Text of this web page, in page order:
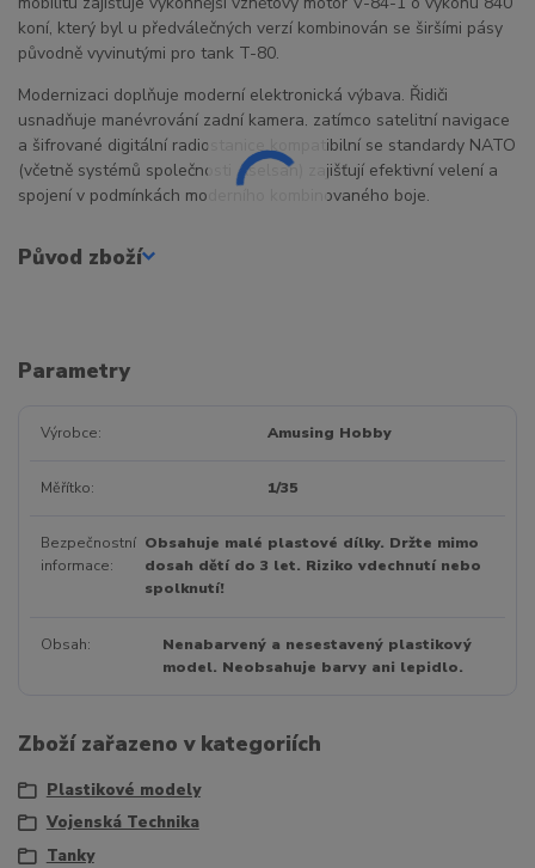
koní, který byl u předválečných verzí kombinován se širšími pásy
původně vyvinutými pro tank T-80.
Modernizaci doplňuje moderní elektronická výbava. Řidiči
usnadňuje manévrování zadní kamera, zatímco satelitní navigace
a šifrované digitální radiostanice kompatibilní se standardy NATO
(včetně systémů společnosti Aselsan) zajišťují efektivní velení a
spojení v podmínkách moderního kombinovaného boje.
Původ zboží
Parametry
Výrobce Amusing Hobby
Měřítko 1/35
Bezpečnostní
informace
Obsahuje malé plastové dílky. Držte mimo
dosah dětí do 3 let. Riziko vdechnutí nebo
spolknutí!
Obsah
Nenabarvený a nesestavený plastikový
model. Neobsahuje barvy ani lepidlo.
Zboží zařazeno v kategoriích
Plastikové modely
Vojenská Technika
Tanky